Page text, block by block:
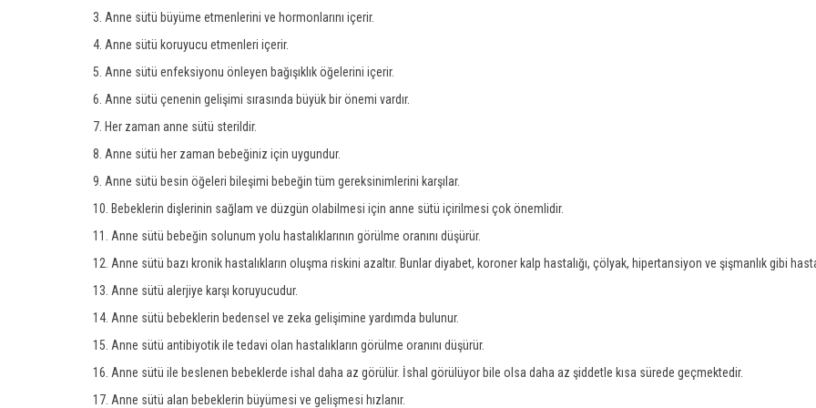
3. Anne sütü büyüme etmenlerini ve hormonlarını içerir.
4. Anne sütü koruyucu etmenleri içerir.
5. Anne sütü enfeksiyonu önleyen bağışıklık öğelerini içerir.
6. Anne sütü çenenin gelişimi sırasında büyük bir önemi vardır.
7. Her zaman anne sütü sterildir.
8. Anne sütü her zaman bebeğiniz için uygundur.
9. Anne sütü besin öğeleri bileşimi bebeğin tüm gereksinimlerini karşılar.
10. Bebeklerin dişlerinin sağlam ve düzgün olabilmesi için anne sütü içirilmesi çok önemlidir.
11. Anne sütü bebeğin solunum yolu hastalıklarının görülme oranını düşürür.
12. Anne sütü bazı kronik hastalıkların oluşma riskini azaltır. Bunlar diyabet, koroner kalp hastalığı, çölyak, hipertansiyon ve şişmanlık gibi
13. Anne sütü alerjiye karşı koruyucudur.
14. Anne sütü bebeklerin bedensel ve zeka gelişimine yardımda bulunur.
15. Anne sütü antibiyotik ile tedavi olan hastalıkların görülme oranını düşürür.
16. Anne sütü ile beslenen bebeklerde ishal daha az görülür. İshal görülüyor bile olsa daha az şiddetle kısa sürede geçmektedir.
17. Anne sütü alan bebeklerin büyümesi ve gelişmesi hızlanır.